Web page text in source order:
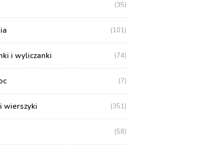
(35)
(101)
i wyliczanki (74)
(7)
wierszyki (351)
(58)